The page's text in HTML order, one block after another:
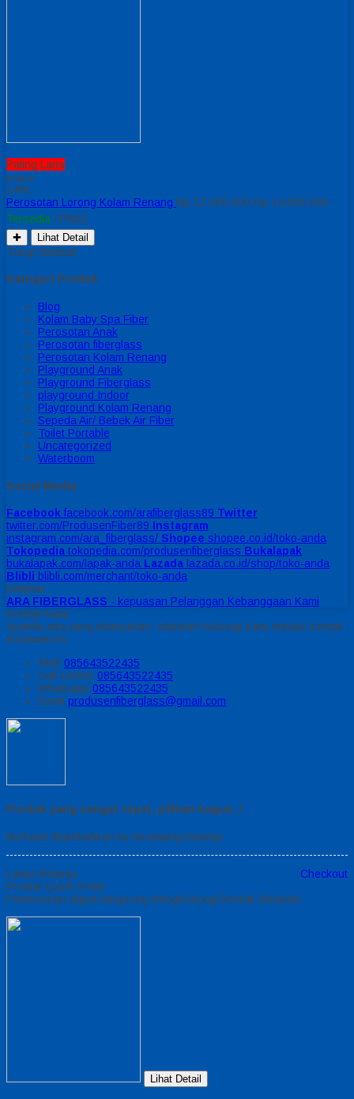
Paling Laris
Diskon
14%
Perosotan Lorong Kolam Renang Rp 12.000.000 Rp 14.000.000
Tersedia / PN01
✚ Lihat Detail
Tutup Sidebar
Kategori Produk
Blog
Kolam Baby Spa Fiber
Perosotan Anak
Perosotan fiberglass
Perosotan Kolam Renang
Playground Anak
Playground Fiberglass
playground Indoor
Playground Kolam Renang
Sepeda Air/ Bebek Air Fiber
Toilet Portable
Uncategorized
Waterboom
Social Media
Facebook facebook.com/arafiberglass89 Twitter
twitter.com/ProdusenFiber89 Instagram
instagram.com/ara_fiberglass/ Shopee shopee.co.id/toko-anda
Tokopedia tokopedia.com/produsenfiberglass Bukalapak
bukalapak.com/lapak-anda Lazada lazada.co.id/shop/toko-anda
Blibli blibli.com/merchant/toko-anda
Sidebar
ARA FIBERGLASS - kepuasan Pelanggan Kebanggaan Kami
Kontak Kami
Apabila ada yang ditanyakan, silahkan hubungi kami melalui kontak
di bawah ini.
SMS 085643522435
Call Center 085643522435
Whatsapp 085643522435
Email produsenfiberglass@gmail.com
Produk yang sangat tepat, pilihan bagus..!
Berhasil ditambahkan ke keranjang belanja
Lanjut Belanja
Checkout
Produk Quick Order
Pemesanan dapat langsung menghubungi kontak dibawah:
Lihat Detail